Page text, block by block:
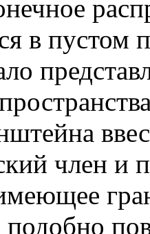
в пустом
член и
подобно